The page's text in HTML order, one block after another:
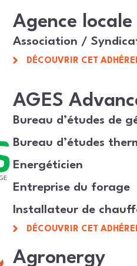
Agence
Association /
DÉCOUVRIR CET
AGES
Bureau d’études de
Bureau d’études
Energéticien
Entreprise du forage
Installateur de
DÉCOUVRIR CET
Agronergy